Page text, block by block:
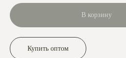
В корзину
Купить оптом